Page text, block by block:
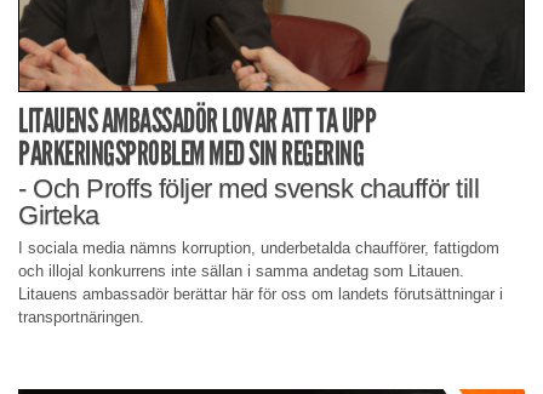
LITAUENS AMBASSADÖR LOVAR ATT TA UPP
PARKERINGSPROBLEM MED SIN REGERING
- Och Proffs följer med svensk chaufför till
Girteka
I sociala media nämns korruption, underbetalda chaufförer, fattigdom
och illojal konkurrens inte sällan i samma andetag som Litauen.
Litauens ambassadör berättar här för oss om landets förutsättningar i
transportnäringen.